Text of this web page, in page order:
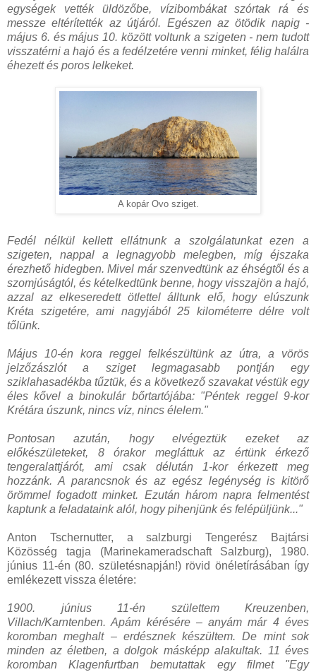
egységek vették üldözőbe, vízibombákat szórtak rá és
messze eltérítették az útjáról. Egészen az ötödik napig -
május 6. és május 10. között voltunk a szigeten - nem tudott
visszatérni a hajó és a fedélzetére venni minket, félig halálra
éhezett és poros lelkeket.
A kopár Ovo sziget.
Fedél nélkül kellett ellátnunk a szolgálatunkat ezen a
szigeten, nappal a legnagyobb melegben, míg éjszaka
érezhető hidegben. Mivel már szenvedtünk az éhségtől és a
szomjúságtól, és kételkedtünk benne, hogy visszajön a hajó,
azzal az elkeseredett ötlettel álltunk elő, hogy elúszunk
Kréta szigetére, ami nagyjából 25 kilométerre délre volt
tőlünk.
Május 10-én kora reggel felkészültünk az útra, a vörös
jelzőzászlót a sziget legmagasabb pontján egy
sziklahasadékba tűztük, és a következő szavakat véstük egy
éles kővel a binokulár bőrtartójába: "Péntek reggel 9-kor
Krétára úszunk, nincs víz, nincs élelem."
Pontosan azután, hogy elvégeztük ezeket az
előkészületeket, 8 órakor megláttuk az értünk érkező
tengeralattjárót, ami csak délután 1-kor érkezett meg
hozzánk. A parancsnok és az egész legénység is kitörő
örömmel fogadott minket. Ezután három napra felmentést
kaptunk a feladataink alól, hogy pihenjünk és felépüljünk..."
Anton Tschernutter, a salzburgi Tengerész Bajtársi
Közösség tagja (Marinekameradschaft Salzburg), 1980.
június 11-én (80. születésnapján!) rövid önéletírásában így
emlékezett vissza életére:
1900. június 11-én születtem Kreuzenben,
Villach/Karntenben. Apám kérésére – anyám már 4 éves
koromban meghalt – erdésznek készültem. De mint sok
minden az életben, a dolgok másképp alakultak. 11 éves
koromban Klagenfurtban bemutattak egy filmet "Egy